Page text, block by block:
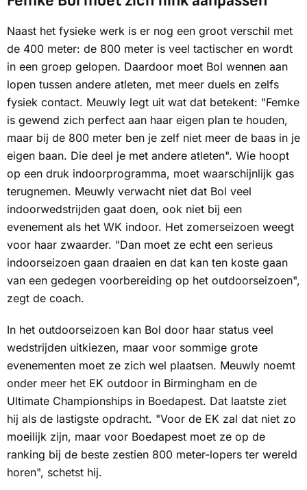
Naast het fysieke werk is er nog een groot verschil met
de 400 meter: de 800 meter is veel tactischer en wordt
in een groep gelopen. Daardoor moet Bol wennen aan
lopen tussen andere atleten, met meer duels en zelfs
fysiek contact. Meuwly legt uit wat dat betekent: "Femke
is gewend zich perfect aan haar eigen plan te houden,
maar bij de 800 meter ben je zelf niet meer de baas in je
eigen baan. Die deel je met andere atleten". Wie hoopt
op een druk indoorprogramma, moet waarschijnlijk gas
terugnemen. Meuwly verwacht niet dat Bol veel
indoorwedstrijden gaat doen, ook niet bij een
evenement als het WK indoor. Het zomerseizoen weegt
voor haar zwaarder. "Dan moet ze echt een serieus
indoorseizoen gaan draaien en dat kan ten koste gaan
van een gedegen voorbereiding op het outdoorseizoen",
zegt de coach.
In het outdoorseizoen kan Bol door haar status veel
wedstrijden uitkiezen, maar voor sommige grote
evenementen moet ze zich wel plaatsen. Meuwly noemt
onder meer het EK outdoor in Birmingham en de
Ultimate Championships in Boedapest. Dat laatste ziet
hij als de lastigste opdracht. "Voor de EK zal dat niet zo
moeilijk zijn, maar voor Boedapest moet ze op de
ranking bij de beste zestien 800 meter-lopers ter wereld
horen", schetst hij.